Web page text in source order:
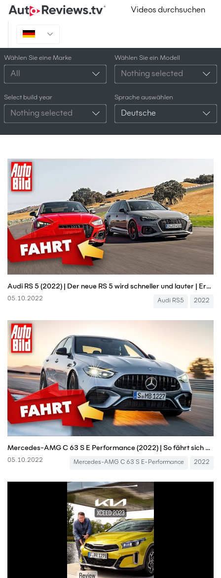
Videos durchsuchen
Wählen Sie eine Marke
All
Wählen Sie ein Modell
Nothing selected
Select build year
Nothing selected
Sprache auswählen
Deutsche
Audi RS 5 (2022) | Der neue RS 5 wird schneller und lauter | Erste Fahrt mit Alexander Bernt
05.10.2022 Audi RS5 2022
Mercedes-AMG C 63 S E Performance (2022) | So fährt sich Formel-1-Technik | Mitfahrt mit Jan Götze
05.10.2022 Mercedes-AMG C 63 S E-Performance 2022